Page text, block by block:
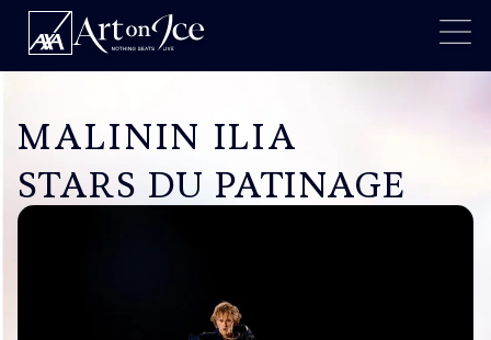
MALININ ILIA
STARS DU PATINAGE